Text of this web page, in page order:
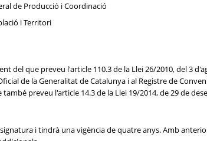
de Producció i Coordinació
i Territori
del que preveu l'article 110.3 de la Llei 26/2010, del 3
de la Generalitat de Catalunya i al Registre de
preveu l'article 14.3 de la Llei 19/2014, de 29 de
i tindrà una vigència de quatre anys. Amb